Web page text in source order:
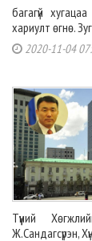
багагүй
хариулт өгнө.
2020-11-04
Түүний
Ж.Сандагсүрэн,